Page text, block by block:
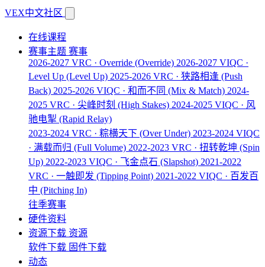
VEX中文社区
在线课程
赛事主题 赛事
2026-2027 VRC · Override (Override) 2026-2027 VIQC ·
Level Up (Level Up) 2025-2026 VRC · 狭路相逢 (Push
Back) 2025-2026 VIQC · 和而不同 (Mix & Match) 2024-
2025 VRC · 尖峰时刻 (High Stakes) 2024-2025 VIQC · 风
驰电掣 (Rapid Relay)
2023-2024 VRC · 粽横天下 (Over Under) 2023-2024 VIQC
· 满载而归 (Full Volume) 2022-2023 VRC · 扭转乾坤 (Spin
Up) 2022-2023 VIQC · 飞金点石 (Slapshot) 2021-2022
VRC · 一触即发 (Tipping Point) 2021-2022 VIQC · 百发百
中 (Pitching In)
往季赛事
硬件资料
资源下载 资源
软件下载 固件下载
动态